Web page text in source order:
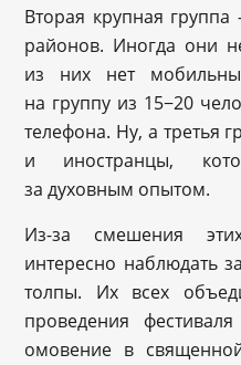
Вторая крупная
районов. Иногда они
из них нет
на группу из 15−20
телефона. Ну, а третья
и иностранцы,
за духовным опытом.
Из-за смешения
интересно наблюдать
толпы. Их всех
проведения
омовение в